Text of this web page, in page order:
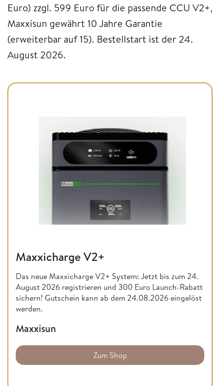
Euro) zzgl. 599 Euro für die passende CCU V2+,
Maxxisun gewährt 10 Jahre Garantie
(erweiterbar auf 15). Bestellstart ist der 24.
August 2026.
Maxxicharge V2+
Das neue Maxxicharge V2+ System: Jetzt bis zum 24.
August 2026 registrieren und 300 Euro Launch-Rabatt
sichern! Gutschein kann ab dem 24.08.2026 eingelöst
werden.
Maxxisun
Zum Shop